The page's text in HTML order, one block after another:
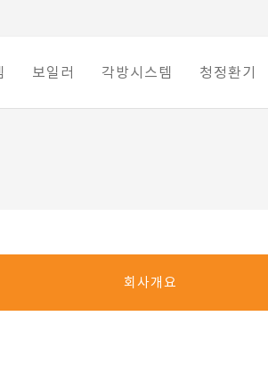
보일러 각방시스템 청정환기
회사개요